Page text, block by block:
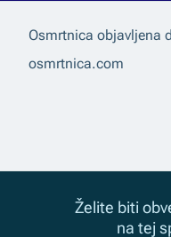
Osmrtnica objavljena
osmrtnica.com
Želite biti
na tej